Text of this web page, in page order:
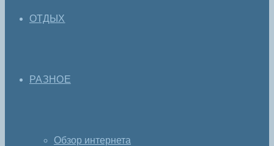
ОТДЫХ
РАЗНОЕ
Обзор интернета